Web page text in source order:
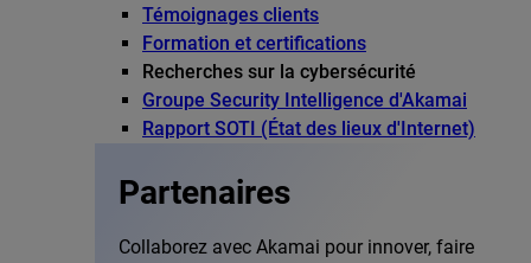
Témoignages clients
Formation et certifications
Recherches sur la cybersécurité
Groupe Security Intelligence d'Akamai
Rapport SOTI (État des lieux d'Internet)
Partenaires
Collaborez avec Akamai pour innover, faire